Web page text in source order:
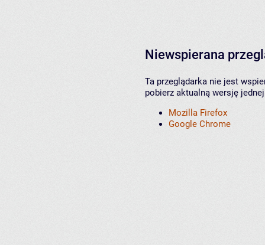
Niewspierana
Ta przeglądarka nie jest
pobierz aktualną wersję
Mozilla Firefox
Google Chrome